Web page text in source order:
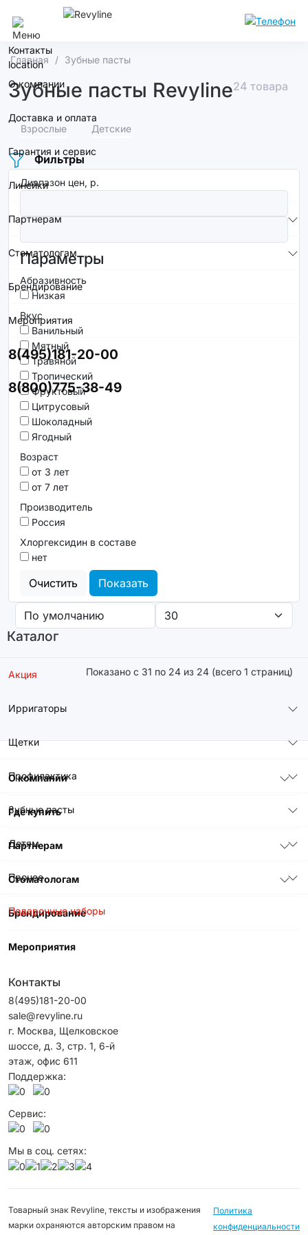
Контакты
О компании
Доставка и оплата
Гарантия и сервис
Линейки
Партнерам
Стоматологам
Брендирование
Мероприятия
8(495)181-20-00
8(800)775-38-49
Каталог
Акция
Ирригаторы
Щетки
Профилактика
Зубные пасты
Детям
Прочее
Подарочные наборы
Главная Зубные пасты
Зубные пасты Revyline24 товара
Взрослые Детские
Фильтры
Диапазон цен, р.
Параметры
Абразивность
Низкая
Вкус
Ванильный
Мятный
Травяной
Тропический
Фруктовый
Цитрусовый
Шоколадный
Ягодный
Возраст
от 3 лет
от 7 лет
Производитель
Россия
Хлоргексидин в составе
нет
Очистить Показать
Показано с 31 по 24 из 24 (всего 1 страниц)
О компании
Где купить
Партнерам
Стоматологам
Брендирование
Мероприятия
Контакты
8(495)181-20-00
sale@revyline.ru
г. Москва, Щелковское
шоссе, д. 3, стр. 1, 6-й
этаж, офис 611
Поддержка:
Сервис:
Мы в соц. сетях:
Товарный знак Revyline, тексты и изображения
марки охраняются авторским правом на
Политика
конфиденциальности